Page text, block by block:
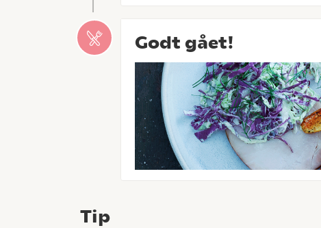
Godt gået!
Tip